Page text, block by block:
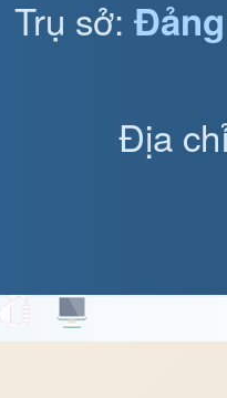
Trụ sở:
Địa